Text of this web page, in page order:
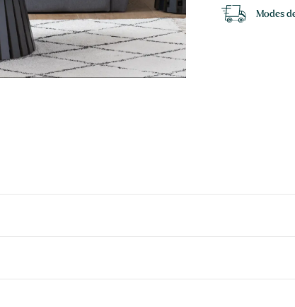
Modes